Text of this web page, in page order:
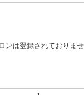
ンは登録されておりま